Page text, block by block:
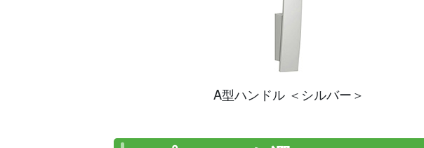
A型ハンドル ＜シルバー＞